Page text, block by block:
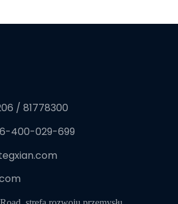
/ 81778300
400-029-699